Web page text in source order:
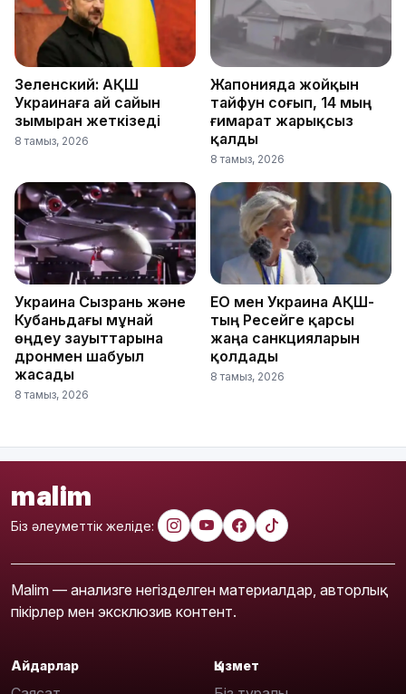
Зеленский: АҚШ
Украинаға ай сайын
зымыран жеткізеді
8 тамыз, 2026
Жапонияда жойқын
тайфун соғып, 14 мың
ғимарат жарықсыз
қалды
8 тамыз, 2026
Украина Сызрань және
Кубаньдағы мұнай
өңдеу зауыттарына
дронмен шабуыл
жасады
8 тамыз, 2026
ЕО мен Украина АҚШ-
тың Ресейге қарсы
жаңа санкцияларын
қолдады
8 тамыз, 2026
malim
Біз әлеуметтік желіде:
Malim — анализге негізделген материалдар, авторлық
пікірлер мен эксклюзив контент.
Айдарлар Қызмет